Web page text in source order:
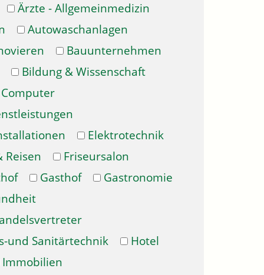
Ärzte - Allgemeinmedizin
Autowaschanlagen
Bauunternehmen
Bildung & Wissenschaft
Computer
Elektrotechnik
Reisen
Friseursalon
Gasthof
Gastronomie
und Sanitärtechnik
Hotel
Immobilien